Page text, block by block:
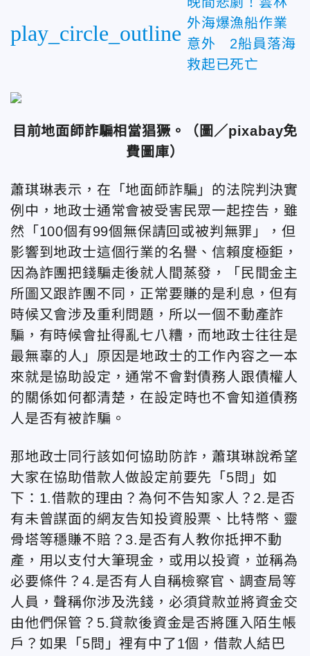
play_circle_outline 外海爆漁船作業
意外 2船員落海
救起已死亡
目前地面師詐騙相當猖獗。
（圖／pixabay免
費圖庫）
蕭琪琳表示，在「地面師詐騙」的法院判決實
例中，地政士通常會被受害民眾一起控告，雖
然「100個有99個無保請回或被判無罪」，但
影響到地政士這個行業的名譽、信賴度極鉅，
因為詐團把錢騙走後就人間蒸發，「民間金主
所圖又跟詐團不同，正常要賺的是利息，但有
時候又會涉及重利問題，所以一個不動產詐
騙，有時候會扯得亂七八糟，而地政士往往是
最無辜的人」原因是地政士的工作內容之一本
來就是協助設定，通常不會對債務人跟債權人
的關係如何都清楚，在設定時也不會知道債務
人是否有被詐騙。
那地政士同行該如何協助防詐，蕭琪琳說希望
大家在協助借款人做設定前要先「5問」如
下：1.借款的理由？為何不告知家人？2.是否
有未曾謀面的網友告知投資股票、比特幣、靈
骨塔等穩賺不賠？3.是否有人教你抵押不動
產，用以支付大筆現金，或用以投資，並稱為
必要條件？4.是否有人自稱檢察官、調查局等
人員，聲稱你涉及洗錢，必須貸款並將資金交
由他們保管？5.貸款後資金是否將匯入陌生帳
戶？如果「5問」裡有中了1個，借款人結巴